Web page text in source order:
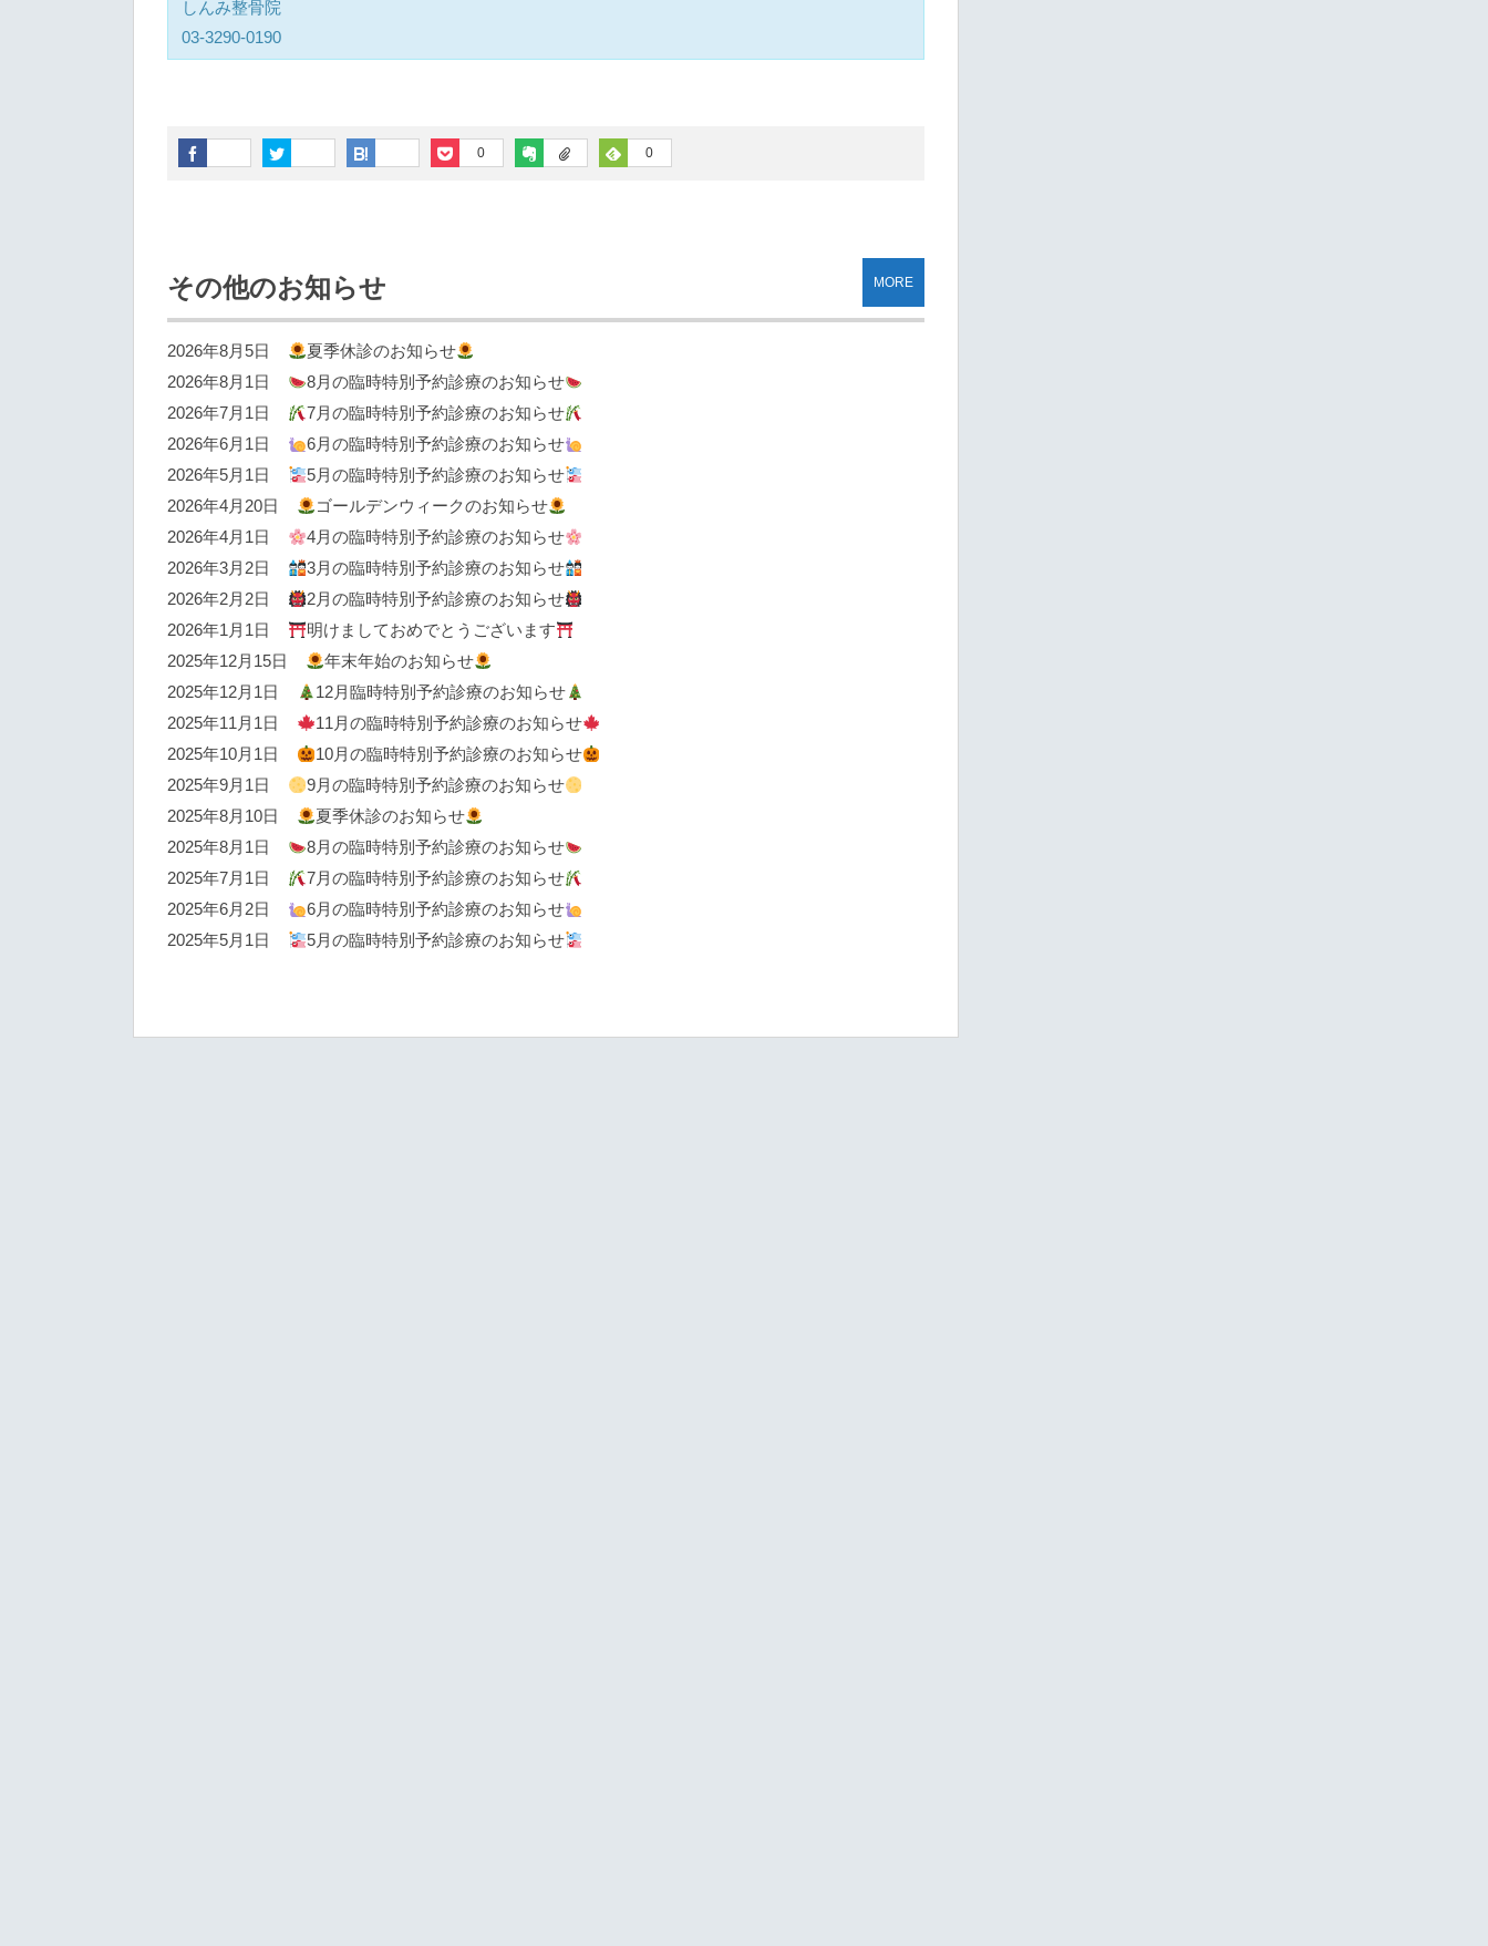
しんみ整骨院
03-3290-0190
0 0
その他のお知らせ
2026年8月5日
夏季休診のお知らせ
2026年8月1日
8月の臨時特別予約診療のお知らせ
2026年7月1日
7月の臨時特別予約診療のお知らせ
2026年6月1日
6月の臨時特別予約診療のお知らせ
2026年5月1日
5月の臨時特別予約診療のお知らせ
2026年4月20日
ゴールデンウィークのお知らせ
2026年4月1日
4月の臨時特別予約診療のお知らせ
2026年3月2日
3月の臨時特別予約診療のお知らせ
2026年2月2日
2月の臨時特別予約診療のお知らせ
2026年1月1日
明けましておめでとうございます
2025年12月15日
年末年始のお知らせ
2025年12月1日
12月臨時特別予約診療のお知らせ
2025年11月1日
11月の臨時特別予約診療のお知らせ
2025年10月1日
10月の臨時特別予約診療のお知らせ
2025年9月1日
9月の臨時特別予約診療のお知らせ
2025年8月10日
夏季休診のお知らせ
2025年8月1日
8月の臨時特別予約診療のお知らせ
2025年7月1日
7月の臨時特別予約診療のお知らせ
2025年6月2日
6月の臨時特別予約診療のお知らせ
2025年5月1日
5月の臨時特別予約診療のお知らせ
MORE